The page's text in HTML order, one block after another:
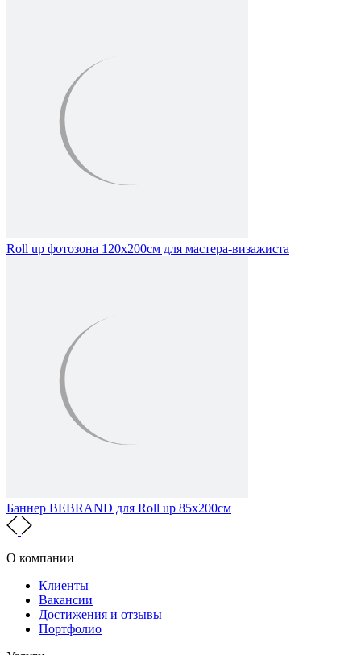
Roll up фотозона 120х200см для мастера-визажиста
Баннер BEBRAND для Roll up 85х200см
О компании
Клиенты
Вакансии
Достижения и отзывы
Портфолио